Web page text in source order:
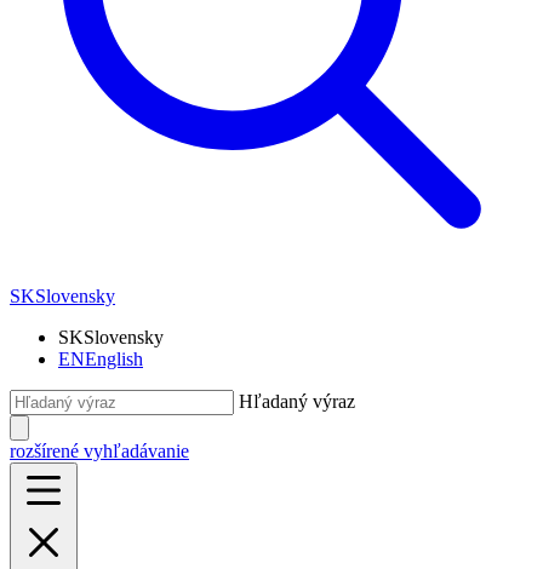
SKSlovensky
SKSlovensky
ENEnglish
Hľadaný výraz
rozšírené vyhľadávanie